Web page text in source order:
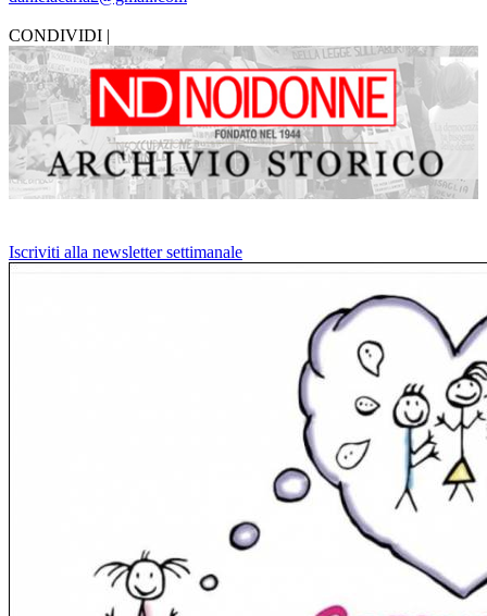
CONDIVIDI |
Iscriviti alla newsletter settimanale